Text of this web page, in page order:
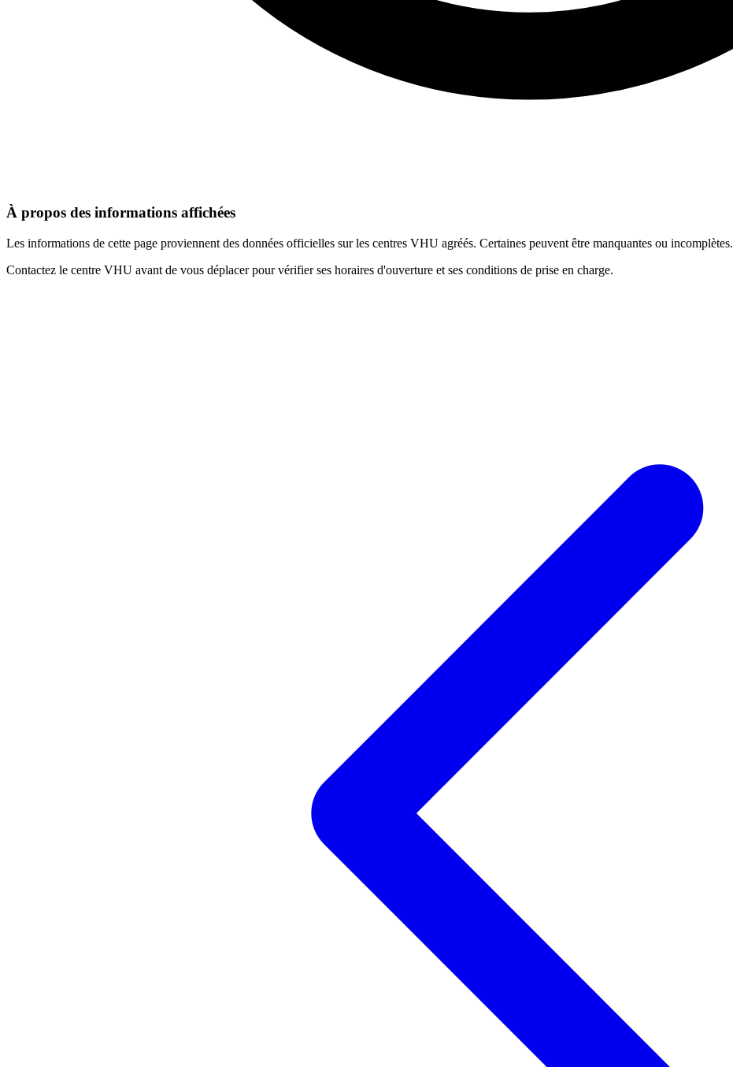
À propos des informations affichées
Les informations de cette page proviennent des données officielles sur les centres VHU agréés. Certaines peuvent être manquantes ou incomplètes.
Contactez le centre VHU avant de vous déplacer pour vérifier ses horaires d'ouverture et ses conditions de prise en charge.